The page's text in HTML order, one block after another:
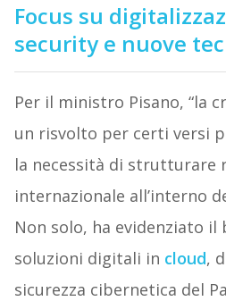
Focus su
security e nuove
Per il ministro Pisano, “la
un risvolto per certi versi
la necessità di strutturare
internazionale all’interno
Non solo, ha evidenziato
soluzioni digitali in cloud,
sicurezza cibernetica del